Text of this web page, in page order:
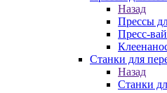
Назад
Прессы
Пресс-
Станки для
Назад
Станки